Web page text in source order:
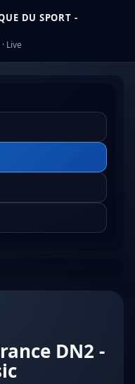
DU SPORT -
Live
DN2 -